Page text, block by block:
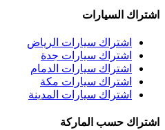
اشتراك السيارات
اشتراك سيارات الرياض
اشتراك سيارات جدة
اشتراك سيارات الدمام
اشتراك سيارات مكة
اشتراك سيارات المدينة
اشتراك حسب الماركة